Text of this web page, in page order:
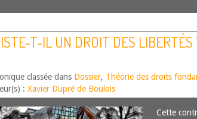
T-IL UN DROIT DES LIBERTÉS
classée dans Dossier, Théorie des droits
: Xavier Dupré de Boulois
Cette